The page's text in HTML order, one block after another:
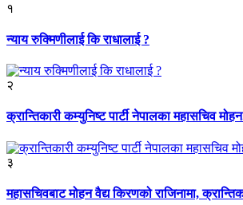
१
न्याय रुक्मिणीलाई कि राधालाई ?
२
क्रान्तिकारी कम्युनिष्ट पार्टी नेपालका महासचिव
३
महासचिवबाट मोहन वैद्य किरणको राजिनामा,